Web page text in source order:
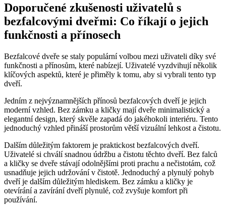
Doporučené zkušenosti uživatelů s
bezfalcovými dveřmi: Co říkají o jejich
funkčnosti a přínosech
Bezfalcové dveře se staly populární volbou mezi uživateli díky své
funkčnosti a přínosům, které nabízejí. Uživatelé vyzdvihují několik
klíčových aspektů, které je přiměly k tomu, aby si vybrali tento typ
dveří.
Jedním z nejvýznamnějších přínosů bezfalcových dveří je jejich
moderní vzhled. Bez zámku a kličky mají dveře minimalistický a
elegantní design, který skvěle zapadá do jakéhokoli interiéru. Tento
jednoduchý vzhled přináší prostorům větší vizuální lehkost a čistotu.
Dalším důležitým faktorem je praktickost bezfalcových dveří.
Uživatelé si chválí snadnou údržbu a čistotu těchto dveří. Bez falců
a kličky se dveře stávají odolnějšími proti prachu a nečistotám, což
usnadňuje jejich udržování v čistotě. Jednoduchý a plynulý pohyb
dveří je dalším důležitým hlediskem. Bez zámku a kličky je
otevírání a zavírání dveří plynulé, což zvyšuje komfort při
používání.